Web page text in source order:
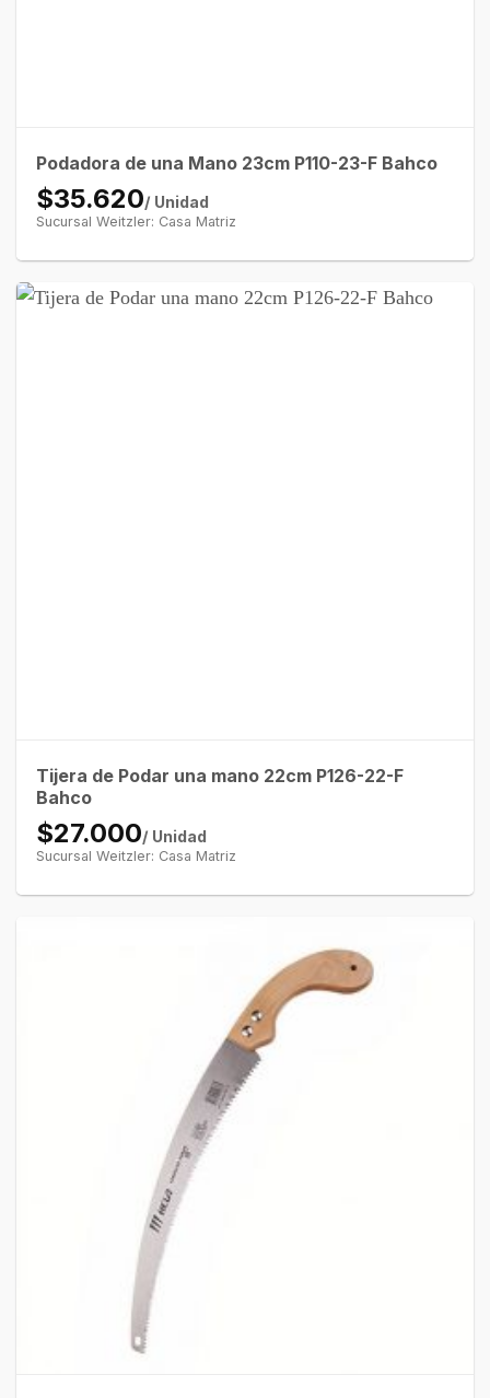
Podadora de una Mano 23cm P110-23-F Bahco
$35.620/ Unidad
Sucursal Weitzler: Casa Matriz
Tijera de Podar una mano 22cm P126-22-F
Bahco
$27.000/ Unidad
Sucursal Weitzler: Casa Matriz